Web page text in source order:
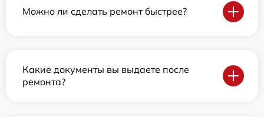
Можно ли сделать ремонт быстрее?
Какие документы вы выдаете после
ремонта?